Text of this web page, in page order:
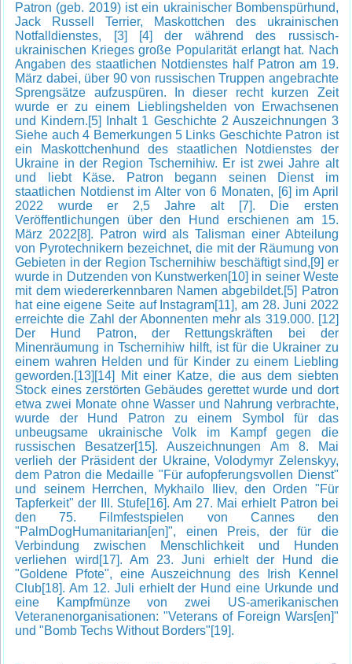
Patron (geb. 2019) ist ein ukrainischer Bombenspürhund,
Jack Russell Terrier, Maskottchen des ukrainischen
Notfalldienstes, [3] [4] der während des russisch-
ukrainischen Krieges große Popularität erlangt hat. Nach
Angaben des staatlichen Notdienstes half Patron am 19.
März dabei, über 90 von russischen Truppen angebrachte
Sprengsätze aufzuspüren. In dieser recht kurzen Zeit
wurde er zu einem Lieblingshelden von Erwachsenen
und Kindern.[5] Inhalt 1 Geschichte 2 Auszeichnungen 3
Siehe auch 4 Bemerkungen 5 Links Geschichte Patron ist
ein Maskottchenhund des staatlichen Notdienstes der
Ukraine in der Region Tschernihiw. Er ist zwei Jahre alt
und liebt Käse. Patron begann seinen Dienst im
staatlichen Notdienst im Alter von 6 Monaten, [6] im April
2022 wurde er 2,5 Jahre alt [7]. Die ersten
Veröffentlichungen über den Hund erschienen am 15.
März 2022[8]. Patron wird als Talisman einer Abteilung
von Pyrotechnikern bezeichnet, die mit der Räumung von
Gebieten in der Region Tschernihiw beschäftigt sind,[9] er
wurde in Dutzenden von Kunstwerken[10] in seiner Weste
mit dem wiedererkennbaren Namen abgebildet.[5] Patron
hat eine eigene Seite auf Instagram[11], am 28. Juni 2022
erreichte die Zahl der Abonnenten mehr als 319.000. [12]
Der Hund Patron, der Rettungskräften bei der
Minenräumung in Tschernihiw hilft, ist für die Ukrainer zu
einem wahren Helden und für Kinder zu einem Liebling
geworden.[13][14] Mit einer Katze, die aus dem siebten
Stock eines zerstörten Gebäudes gerettet wurde und dort
etwa zwei Monate ohne Wasser und Nahrung verbrachte,
wurde der Hund Patron zu einem Symbol für das
unbeugsame ukrainische Volk im Kampf gegen die
russischen Besatzer[15]. Auszeichnungen Am 8. Mai
verlieh der Präsident der Ukraine, Volodymyr Zelenskyy,
dem Patron die Medaille "Für aufopferungsvollen Dienst"
und seinem Herrchen, Mykhailo Iliev, den Orden "Für
Tapferkeit" der III. Stufe[16]. Am 27. Mai erhielt Patron bei
den 75. Filmfestspielen von Cannes den
"PalmDogHumanitarian[en]", einen Preis, der für die
Verbindung zwischen Menschlichkeit und Hunden
verliehen wird[17]. Am 23. Juni erhielt der Hund die
"Goldene Pfote", eine Auszeichnung des Irish Kennel
Club[18]. Am 12. Juli erhielt der Hund eine Urkunde und
eine Kampfmünze von zwei US-amerikanischen
Veteranenorganisationen: "Veterans of Foreign Wars[en]"
und "Bomb Techs Without Borders"[19].